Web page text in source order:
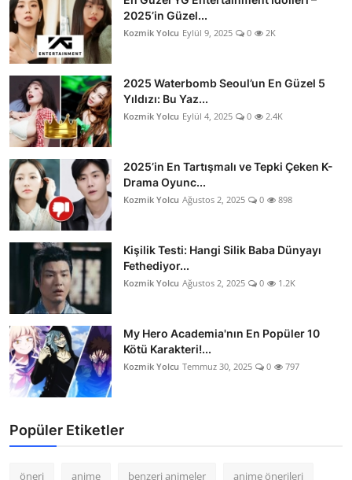
2025’in Güzel...
Kozmik Yolcu Eylül 9, 2025 0 2K
2025 Waterbomb Seoul’un En Güzel 5
Yıldızı: Bu Yaz...
Kozmik Yolcu Eylül 4, 2025 0 2.4K
2025’in En Tartışmalı ve Tepki Çeken K-
Drama Oyunc...
Kozmik Yolcu Ağustos 2, 2025 0 898
Kişilik Testi: Hangi Silik Baba Dünyayı
Fethediyor...
Kozmik Yolcu Ağustos 2, 2025 0 1.2K
My Hero Academia'nın En Popüler 10
Kötü Karakteri!...
Kozmik Yolcu Temmuz 30, 2025 0 797
Popüler Etiketler
öneri anime benzeri animeler anime önerileri